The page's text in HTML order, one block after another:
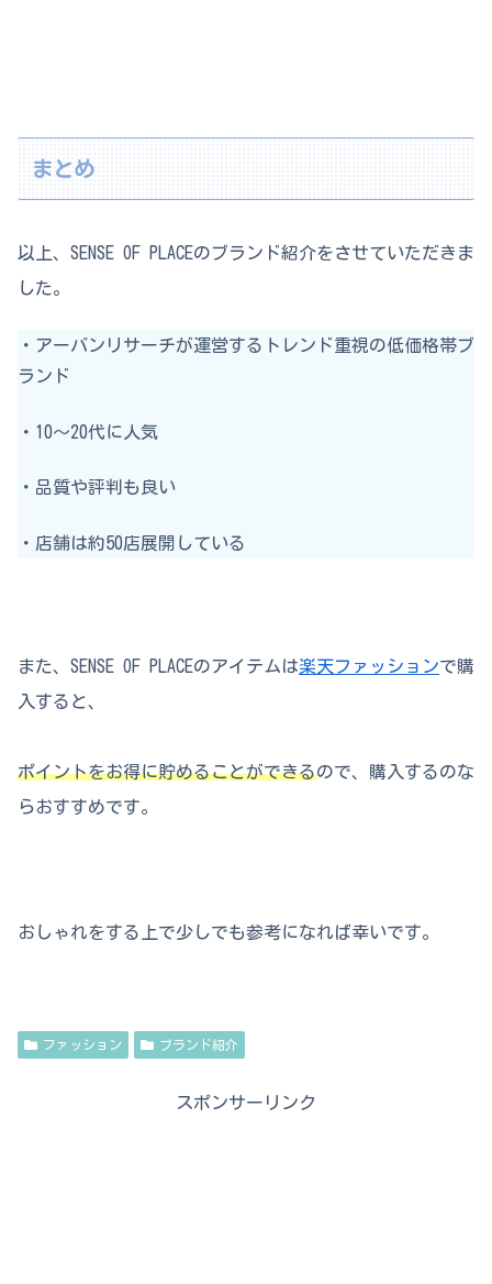
まとめ
以上、SENSE OF PLACEのブランド紹介をさせていただきま
した。
・アーバンリサーチが運営するトレンド重視の低価格帯ブ
ランド
・10～20代に人気
・品質や評判も良い
・店舗は約50店展開している
また、SENSE OF PLACEのアイテムは楽天ファッションで購
入すると、
ポイントをお得に貯めることができるので、購入するのな
らおすすめです。
おしゃれをする上で少しでも参考になれば幸いです。
ファッション ブランド紹介
スポンサーリンク